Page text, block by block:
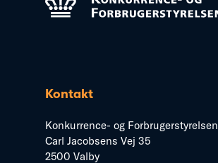
Kontakt
Konkurrence- og Forbrugerstyrelsen
Carl Jacobsens Vej 35
2500 Valby